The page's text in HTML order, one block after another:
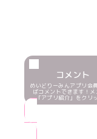
コメント
めいどりーみんアプリ会
ばコメントできます！メ
「アプリ紹介」をクリ